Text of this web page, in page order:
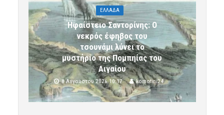
ΕΛΛΑΔΑ
Ηφαίστειο Σαντορίνης: Ο
νεκρός έφηβος του
τσουνάμι λύνει το
μυστήριο της Πομπηίας του
Αιγαίου
8 Αυγούστου 2026 10:17 komotini24